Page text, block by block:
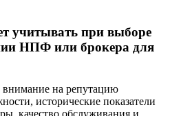
учитывать при выборе
НПФ или брокера для
на репутацию
исторические показатели
качество обслуживания и